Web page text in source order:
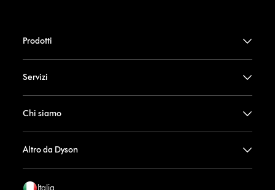
Prodotti
Servizi
Chi siamo
Altro da Dyson
Italia